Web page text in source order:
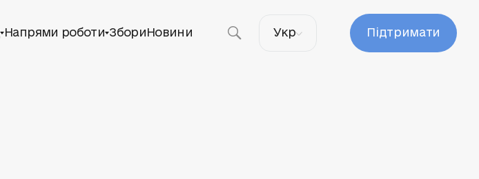
Напрями роботи ЗбориНовини Укр Підтримати